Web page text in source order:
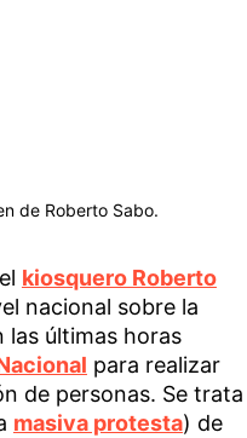
de Roberto Sabo.
kiosquero Roberto
nacional sobre la
las últimas horas
para realizar
de personas. Se trata
masiva protesta) de